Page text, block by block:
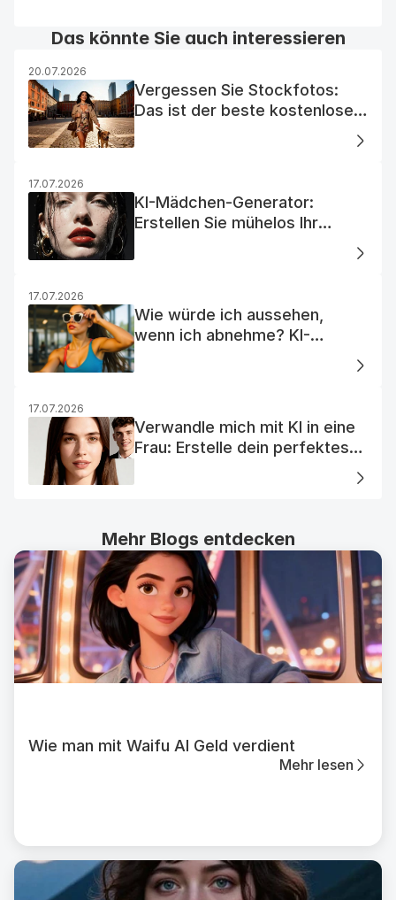
Das könnte Sie auch interessieren
20.07.2026
Vergessen Sie Stockfotos:
Das ist der beste kostenlose
17.07.2026
KI-Mädchen-Generator:
Erstellen Sie mühelos Ihr
17.07.2026
Wie würde ich aussehen,
wenn ich abnehme? KI-
17.07.2026
Verwandle mich mit KI in eine
Frau: Erstelle dein perfektes
Mehr Blogs entdecken
Wie man mit Waifu AI Geld verdient
Mehr lesen